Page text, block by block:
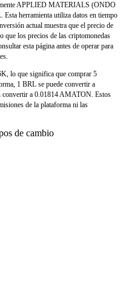
APPLIED MATERIALS (ONDO
herramienta utiliza datos en tiempo
actual muestra que el precio de
los precios de las criptomonedas
esta página antes de operar para
lo que significa que comprar 5
1 BRL se puede convertir a
a 0.01814 AMATON. Estos
de la plataforma ni las
de cambio